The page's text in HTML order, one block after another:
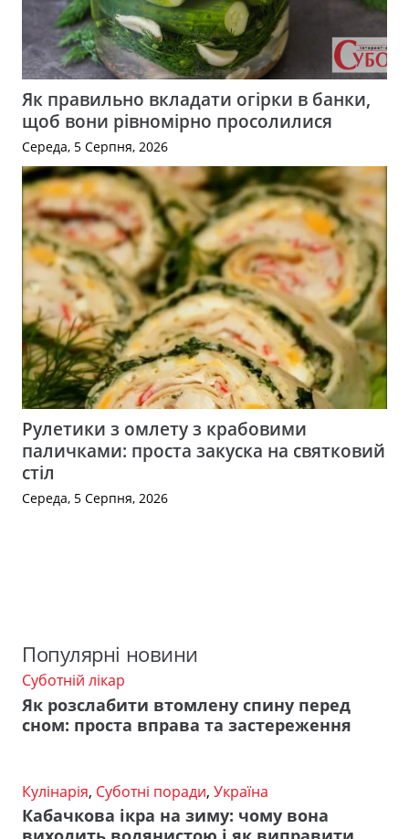
Як правильно вкладати огірки в банки,
щоб вони рівномірно просолилися
Середа, 5 Серпня, 2026
Рулетики з омлету з крабовими
паличками: проста закуска на святковий
стіл
Середа, 5 Серпня, 2026
Популярні новини
Суботній лікар
Як розслабити втомлену спину перед
сном: проста вправа та застереження
Кулінарія, Суботні поради, Україна
Кабачкова ікра на зиму: чому вона